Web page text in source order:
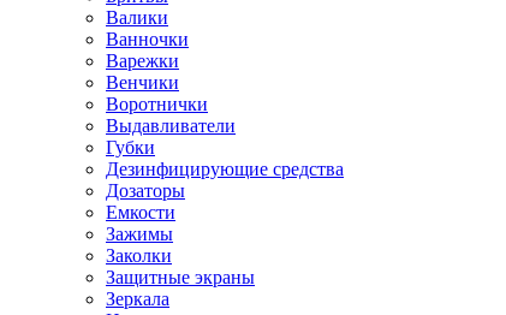
Валики
Ванночки
Варежки
Венчики
Воротнички
Выдавливатели
Губки
Дезинфицирующие средства
Дозаторы
Емкости
Зажимы
Заколки
Защитные экраны
Зеркала